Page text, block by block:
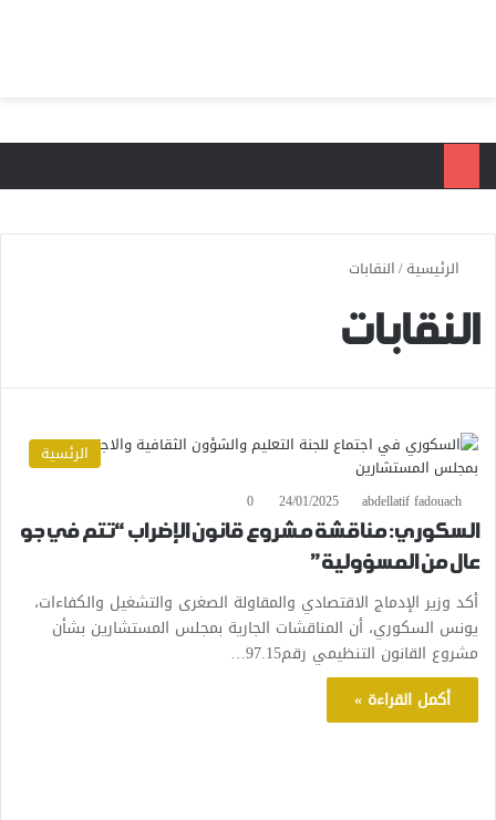
الرئيسية/النقابات
النقابات
الرئسية
abdellatif fadouach
24/01/2025
0
السكوري: مناقشة مشروع قانون الإضراب “تتم في جو
عال من المسؤولية”
أكد وزير الإدماج الاقتصادي والمقاولة الصغرى والتشغيل والكفاءات،
يونس السكوري، أن المناقشات الجارية بمجلس المستشارين بشأن
مشروع القانون التنظيمي رقم97.15…
أكمل القراءة »